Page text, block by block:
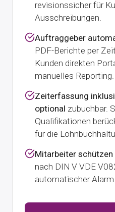
revisionssicher für
Ausschreibungen.
Auftraggeber
PDF-Berichte per
Kunden direkten
manuelles Reporting.
Zeiterfassung
optional zubuchbar.
Qualifikationen
für die
Mitarbeiter schützen
nach DIN V VDE
automatischer